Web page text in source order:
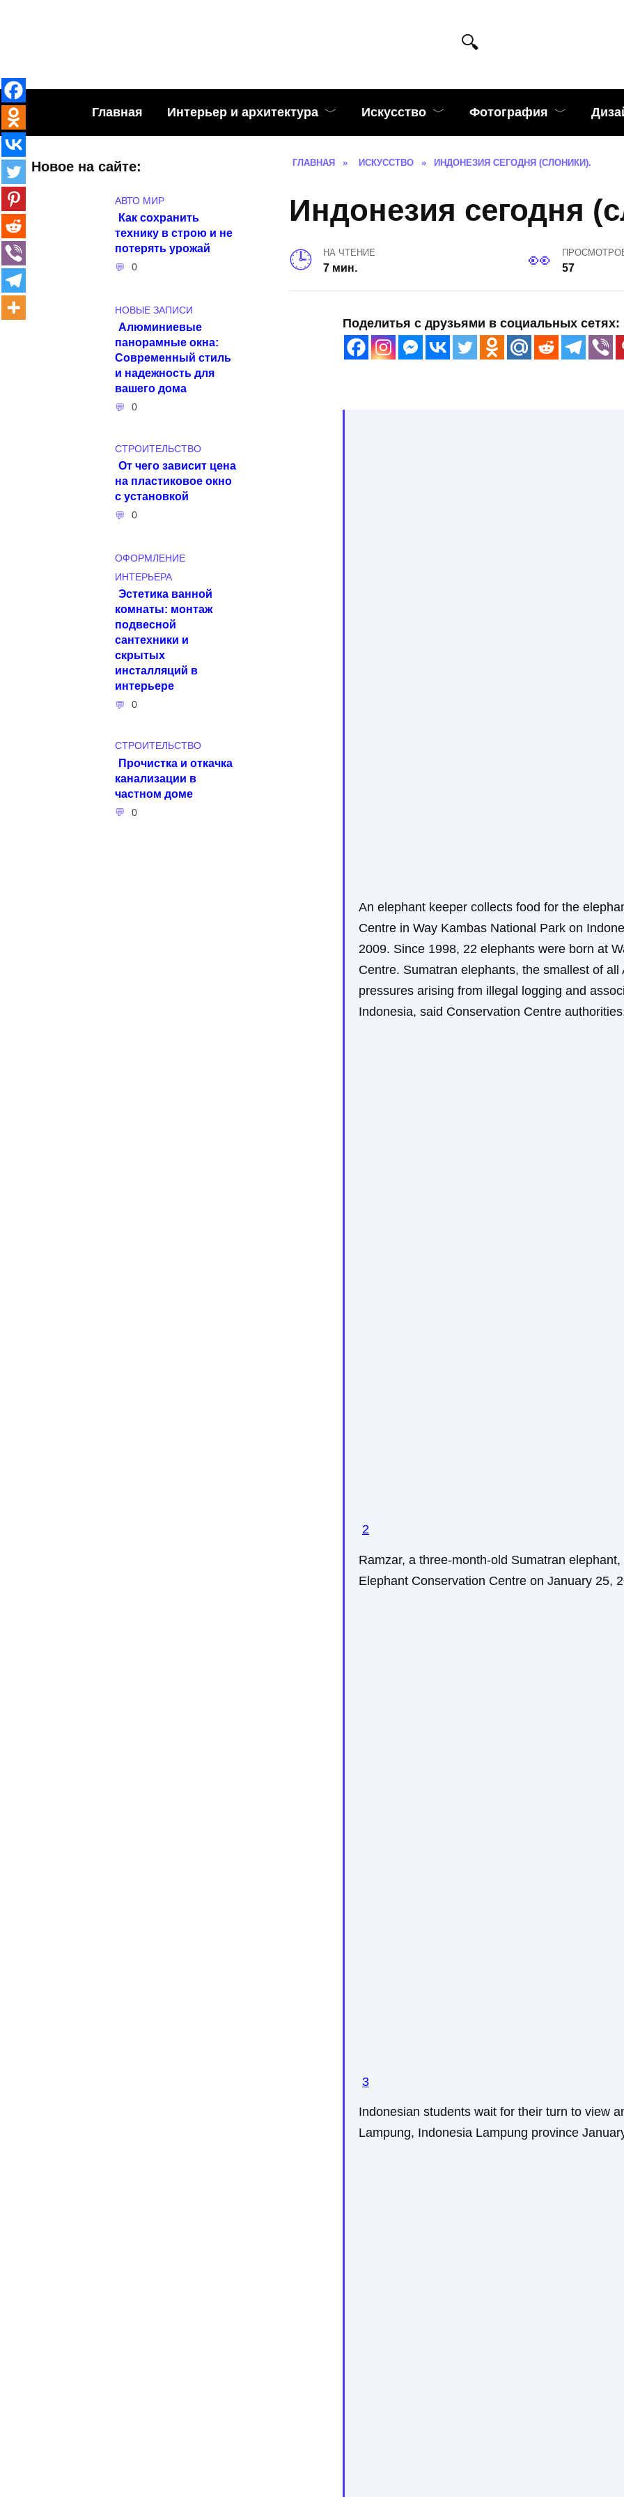
Главная Интерьер и архитектура Искусство Фотография
ГЛАВНАЯ » ИСКУССТВО » ИНДОНЕЗИЯ СЕГОДНЯ (СЛОНИКИ).
Индонезия сегодня
НА ЧТЕНИЕ
7 мин. 57
Поделитья с друзьями в социальных сетях:
An elephant keeper collects food for the
Centre in Way Kambas National Park on
2009. Since 1998, 22 elephants were born at
Centre. Sumatran elephants, the smallest of
pressures arising from illegal logging and
Indonesia, said Conservation Centre
2
Ramzar, a three-month-old Sumatran
Elephant Conservation Centre on January 25,
3
Indonesian students wait for their turn to view
Lampung, Indonesia Lampung province
Новое на сайте:
АВТО МИР
Как сохранить
технику в строю и не
потерять урожай
0
НОВЫЕ ЗАПИСИ
Алюминиевые
панорамные окна:
Современный стиль
и надежность для
вашего дома
0
СТРОИТЕЛЬСТВО
От чего зависит цена
на пластиковое окно
с установкой
0
ОФОРМЛЕНИЕ
ИНТЕРЬЕРА
Эстетика ванной
комнаты: монтаж
подвесной
сантехники и
скрытых
инсталляций в
интерьере
0
СТРОИТЕЛЬСТВО
Прочистка и откачка
канализации в
частном доме
0